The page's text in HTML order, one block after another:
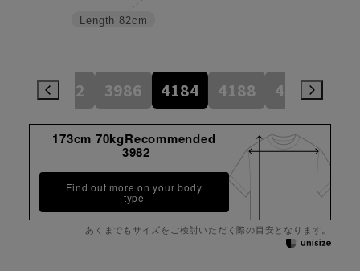
Length 82cm
3982 3986 4184 4188 4386
173cm 70kgRecommended
3982
Find out more on your body
type
あくまでもサイズをご検討いただく際の目安となります。